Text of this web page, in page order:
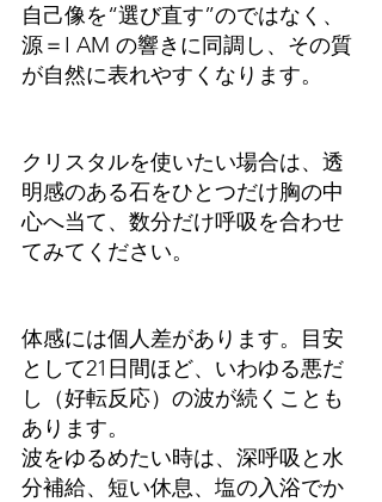
自己像を“選び直す”のではなく、
源＝I AM の響きに同調し、その質
が自然に表れやすくなります。
クリスタルを使いたい場合は、透
明感のある石をひとつだけ胸の中
心へ当て、数分だけ呼吸を合わせ
てみてください。
体感には個人差があります。目安
として21日間ほど、いわゆる悪だ
し（好転反応）の波が続くことも
あります。
波をゆるめたい時は、深呼吸と水
分補給、短い休息、塩の入浴でか